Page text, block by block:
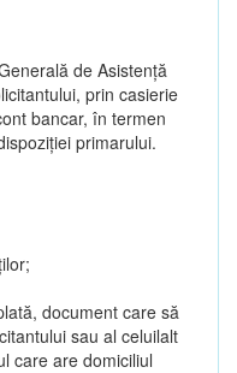
de Asistență
prin casierie
bancar, în termen
primarului.
document care să
sau al celuilalt
care are domiciliul